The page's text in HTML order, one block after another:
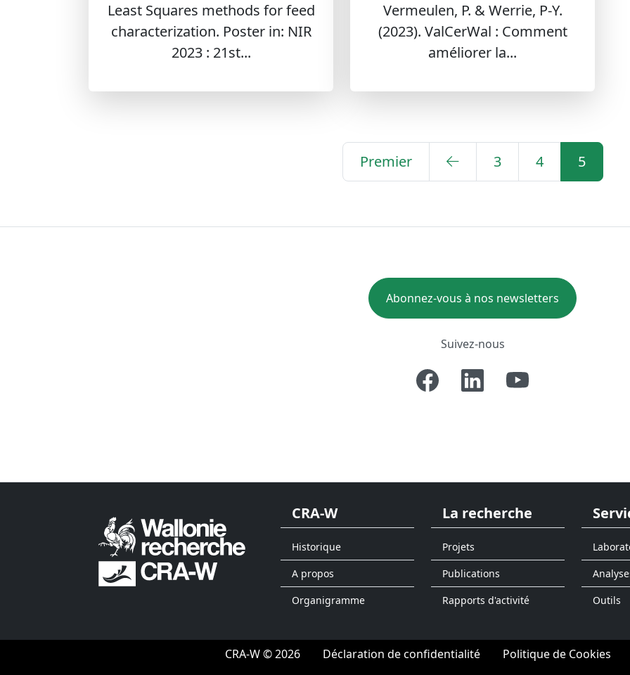
Least Squares methods for feed
characterization. Poster in: NIR
2023 : 21st...
Vermeulen, P. & Werrie, P-Y.
(2023). ValCerWal : Comment
améliorer la...
Premier 3 4 5
Abonnez-vous à nos newsletters
Suivez-nous
CRA-W
Historique
A propos
Organigramme
La recherche
Projets
Publications
Rapports d'activité
Outils
CRA-W © 2026 Déclaration de confidentialité
Politique de Cookies